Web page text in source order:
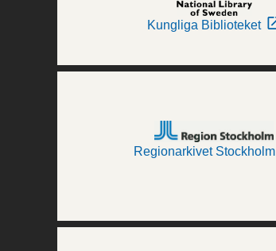
Kungliga Biblioteket
Regionarkivet Stockholm